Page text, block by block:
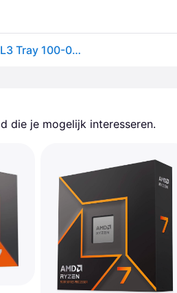
AMD Ryzen 7 7800X3D processor 4,2 GHz 96 MB L3 Tray 100-000000910
die je mogelijk interesseren.